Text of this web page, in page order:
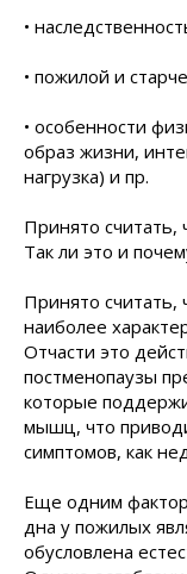
•
• пожилой и
• особенности
образ жизни,
нагрузка) и пр.
Принято
Так ли это и
Принято считать,
наиболее
Отчасти это
постменопаузы
которые
мышц, что
симптомов, как
Еще одним
дна у пожилых
обусловлена